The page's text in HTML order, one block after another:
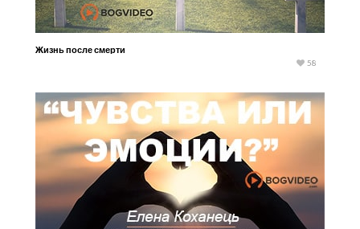
Жизнь после смерти
58